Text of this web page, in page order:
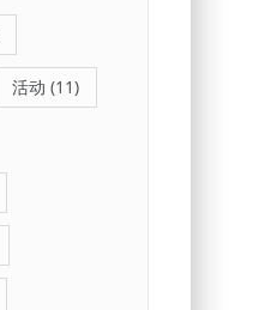
活动 (11)